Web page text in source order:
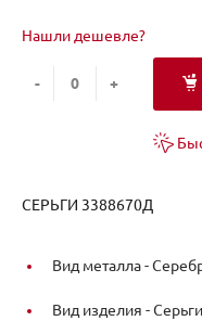
Нашли дешевле?
- +
СЕРЬГИ 3388670Д
Вид металла -
Вид изделия -Серьги